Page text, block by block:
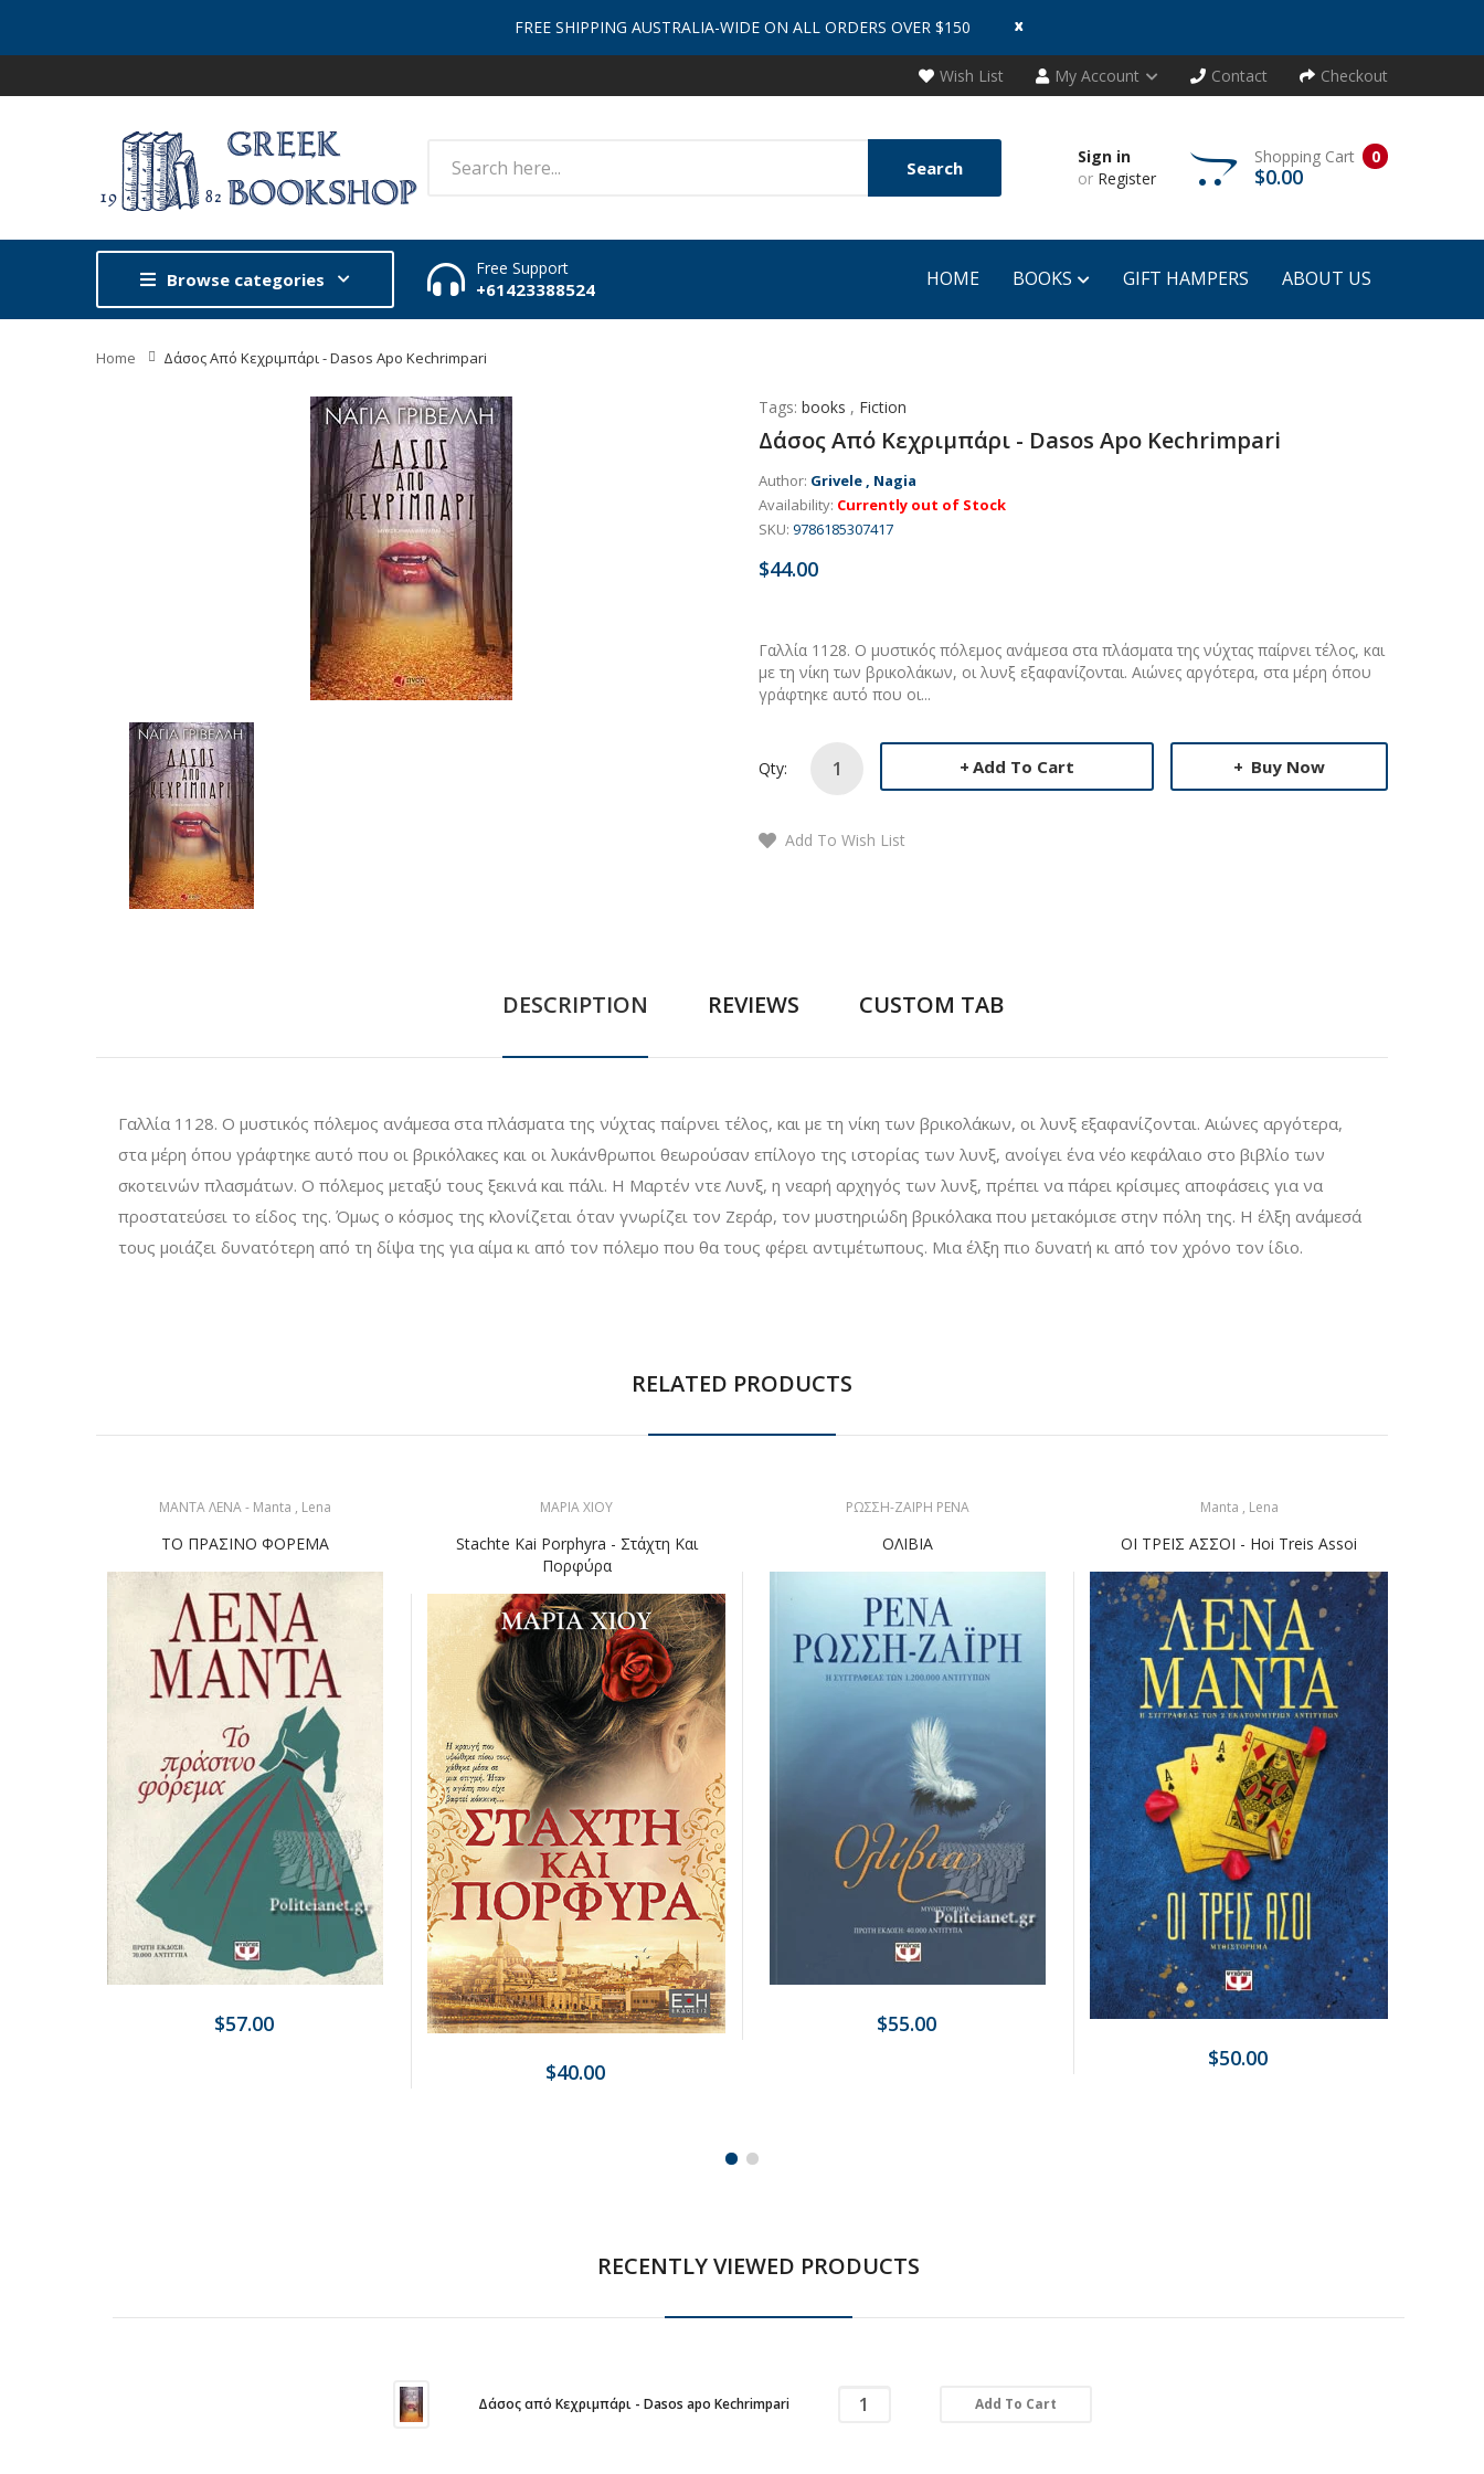
FREE SHIPPING AUSTRALIA-WIDE ON ALL ORDERS OVER $150 x
Wish List My Account Contact Checkout
Sign in
or Register
0
Shopping Cart
$0.00
Search
Browse categories
Free Support
+61423388524 HOME BOOKS GIFT HAMPERS ABOUT US
Home Δάσος Από Κεχριμπάρι - Dasos Apo Kechrimpari
Tags: books , Fiction
Δάσος Από Κεχριμπάρι - Dasos Apo Kechrimpari
Author: Grivele , Nagia
Availability: Currently out of Stock
SKU: 9786185307417
$44.00
Γαλλία 1128. Ο μυστικός πόλεμος ανάμεσα στα πλάσματα της νύχτας παίρνει τέλος, και
με τη νίκη των βρικολάκων, οι λυνξ εξαφανίζονται. Αιώνες αργότερα, στα μέρη όπου
γράφτηκε αυτό που οι...
Qty: Add To Cart Buy Now
Add To Wish List
DESCRIPTION REVIEWS CUSTOM TAB
Γαλλία 1128. Ο μυστικός πόλεμος ανάμεσα στα πλάσματα της νύχτας παίρνει τέλος, και με τη νίκη των βρικολάκων, οι λυνξ εξαφανίζονται. Αιώνες αργότερα,
στα μέρη όπου γράφτηκε αυτό που οι βρικόλακες και οι λυκάνθρωποι θεωρούσαν επίλογο της ιστορίας των λυνξ, ανοίγει ένα νέο κεφάλαιο στο βιβλίο των
σκοτεινών πλασμάτων. Ο πόλεμος μεταξύ τους ξεκινά και πάλι. Η Μαρτέν ντε Λυνξ, η νεαρή αρχηγός των λυνξ, πρέπει να πάρει κρίσιμες αποφάσεις για να
προστατεύσει το είδος της. Όμως ο κόσμος της κλονίζεται όταν γνωρίζει τον Ζεράρ, τον μυστηριώδη βρικόλακα που μετακόμισε στην πόλη της. Η έλξη ανάμεσά
τους μοιάζει δυνατότερη από τη δίψα της για αίμα κι από τον πόλεμο που θα τους φέρει αντιμέτωπους. Μια έλξη πιο δυνατή κι από τον χρόνο τον ίδιο.
RELATED PRODUCTS
ΜΑΝΤΑ ΛΕΝΑ - Manta , Lena
ΤΟ ΠΡΑΣΙΝΟ ΦΟΡΕΜΑ
$57.00
ΜΑΡΙΑ ΧΙΟΥ
Stachte Kai Porphyra - Στάχτη Και
Πορφύρα
$40.00
ΡΩΣΣΗ-ΖΑΙΡΗ ΡΕΝΑ
ΟΛΙΒΙΑ
$55.00
Manta , Lena
ΟΙ ΤΡΕΙΣ ΑΣΣΟΙ - Hoi Treis Assoi
$50.00
RECENTLY VIEWED PRODUCTS
Δάσος από Κεχριμπάρι - Dasos apo Kechrimpari Add To Cart